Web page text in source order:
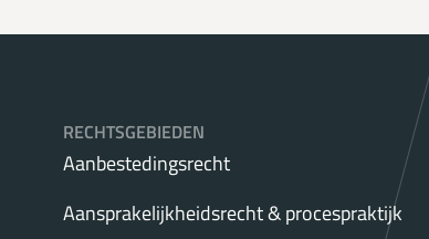
RECHTSGEBIEDEN
Aanbestedingsrecht
Aansprakelijkheidsrecht & procespraktijk